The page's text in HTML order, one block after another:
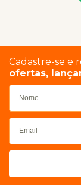
Cadastre-se e
ofertas,